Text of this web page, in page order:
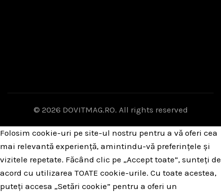
© 2026 DOVITMAG.RO. All rights reserved
Folosim cookie-uri pe site-ul nostru pentru a vă oferi cea
mai relevantă experiență, amintindu-vă preferințele și
vizitele repetate. Făcând clic pe „Accept toate”, sunteți de
acord cu utilizarea TOATE cookie-urile. Cu toate acestea,
puteți accesa „Setări cookie” pentru a oferi un